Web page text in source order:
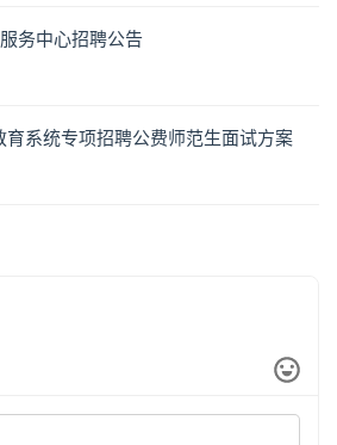
务中心招聘公告
系统专项招聘公费师范生面试方案